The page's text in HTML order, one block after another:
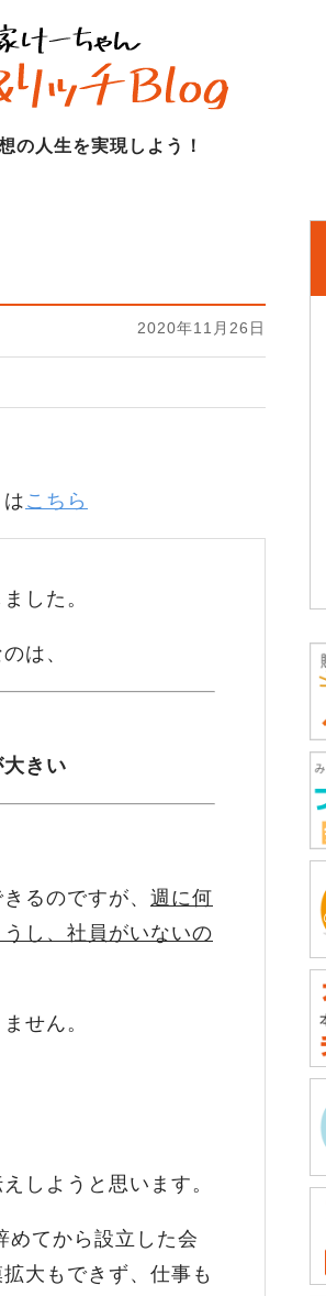
の人生を実現しよう！
2020年11月26日
こちら
した。
は、
きい
るのですが、 週に何
し、社員がいないの
せん。
しようと思います。
めてから設立した会
大もできず、仕事も